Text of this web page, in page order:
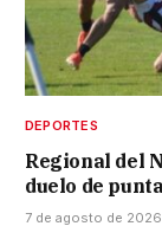
DEPORTES
Regional del
duelo de punta
7 de agosto de 2026